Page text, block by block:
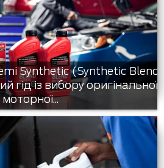
Synthetic (Synthetic Blend
гід із вибору оригінальної
моторної...